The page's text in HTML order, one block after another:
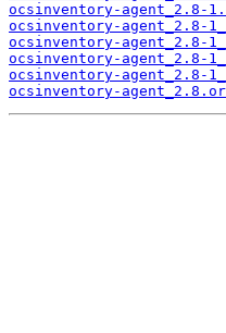
ocsinventory-agent_2.8-
ocsinventory-agent_2.8-
ocsinventory-agent_2.8-
ocsinventory-agent_2.8-
ocsinventory-agent_2.8-
ocsinventory-